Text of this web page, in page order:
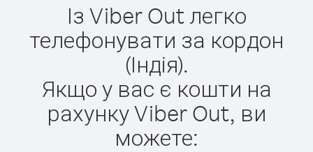
Із Viber Out легко
телефонувати за кордон
(Індія).
Якщо у вас є кошти на
рахунку Viber Out, ви
можете: